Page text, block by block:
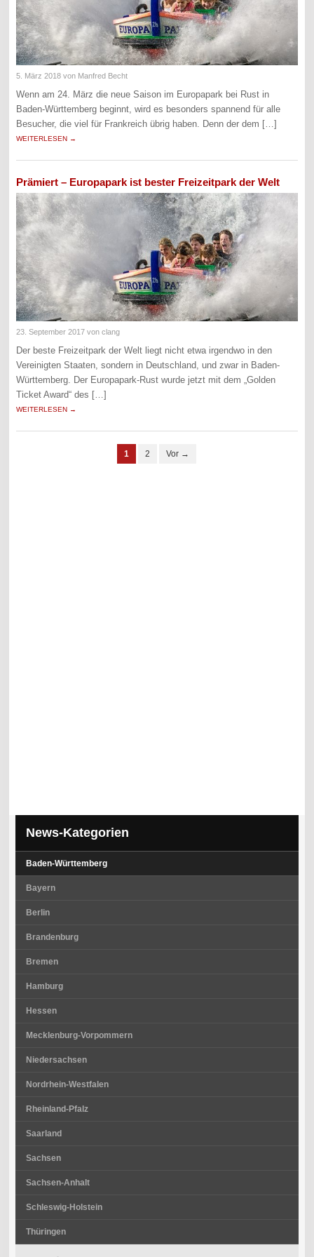
5. März 2018 von Manfred Becht
Wenn am 24. März die neue Saison im Europapark bei Rust in
Baden-Württemberg beginnt, wird es besonders spannend für alle
Besucher, die viel für Frankreich übrig haben. Denn der dem […]
WEITERLESEN →
Prämiert – Europapark ist bester Freizeitpark der Welt
23. September 2017 von clang
Der beste Freizeitpark der Welt liegt nicht etwa irgendwo in den
Vereinigten Staaten, sondern in Deutschland, und zwar in Baden-
Württemberg. Der Europapark-Rust wurde jetzt mit dem „Golden
Ticket Award“ des […]
WEITERLESEN →
1 2 Vor →
News-Kategorien
Baden-Württemberg
Bayern
Berlin
Brandenburg
Bremen
Hamburg
Hessen
Mecklenburg-Vorpommern
Niedersachsen
Nordrhein-Westfalen
Rheinland-Pfalz
Saarland
Sachsen
Sachsen-Anhalt
Schleswig-Holstein
Thüringen